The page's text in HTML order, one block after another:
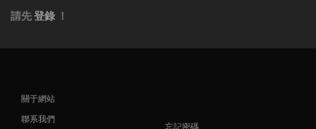
請先登錄 ！
關于網站
聯系我們
忘記密碼